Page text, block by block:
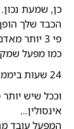
כן, שמעת נכון.
הכבד שלך
פי 3 יותר מאדם רזה.
כמו מפעל
24 שעות ביממה. 7 ימים בשבוע. בלי הפסקה.
וככל שיש
אינסולין…
המפעל עובד